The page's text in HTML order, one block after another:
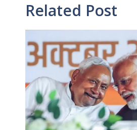
Related Post